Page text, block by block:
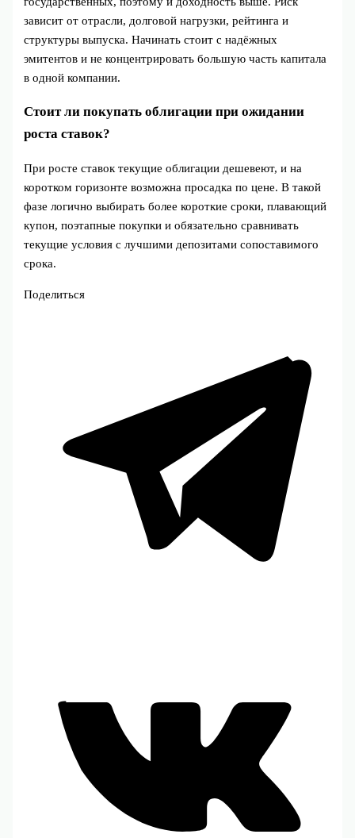
зависит от отрасли, долговой нагрузки, рейтинга и
структуры выпуска. Начинать стоит с надёжных
эмитентов и не концентрировать большую часть капитала
в одной компании.
Стоит ли покупать облигации при ожидании
роста ставок?
При росте ставок текущие облигации дешевеют, и на
коротком горизонте возможна просадка по цене. В такой
фазе логично выбирать более короткие сроки, плавающий
купон, поэтапные покупки и обязательно сравнивать
текущие условия с лучшими депозитами сопоставимого
срока.
Поделиться